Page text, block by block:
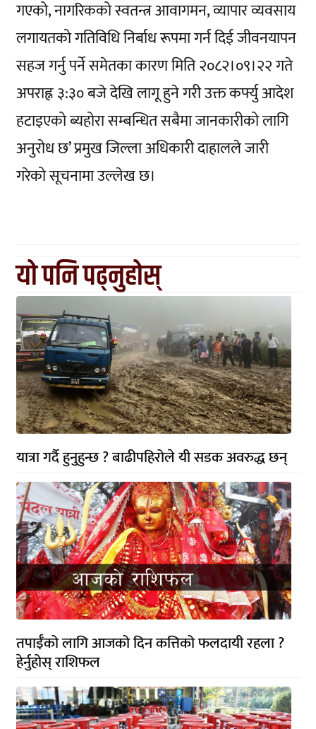
गएको, नागरिकको स्वतन्त्र आवागमन, व्यापार व्यवसाय
लगायतको गतिविधि निर्बाध रूपमा गर्न दिई जीवनयापन
सहज गर्नु पर्ने समेतका कारण मिति २०८२।०९।२२ गते
अपराह्न ३:३० बजे देखि लागू हुने गरी उक्त कर्फ्यु आदेश
हटाइएको ब्यहोरा सम्बन्धित सबैमा जानकारीको लागि
अनुरोध छ’ प्रमुख जिल्ला अधिकारी दाहालले जारी
गरेको सूचनामा उल्लेख छ।
यो पनि पढ्नुहोस्
यात्रा गर्दै हुनुहुन्छ ? बाढीपहिरोले यी सडक अवरुद्ध छन्
तपाईँको लागि आजको दिन कत्तिको फलदायी रहला ?
हेर्नुहोस् राशिफल